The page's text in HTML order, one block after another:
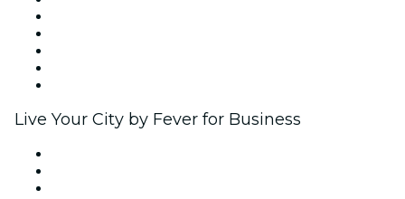
Live Your City by Fever for Business